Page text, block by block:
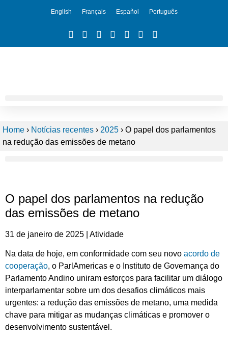
English Français Español Português
Home › Notícias recentes › 2025 › O papel dos parlamentos
na redução das emissões de metano
O papel dos parlamentos na redução
das emissões de metano
31 de janeiro de 2025 | Atividade
Na data de hoje, em conformidade com seu novo acordo de
cooperação, o ParlAmericas e o Instituto de Governança do
Parlamento Andino uniram esforços para facilitar um diálogo
interparlamentar sobre um dos desafios climáticos mais
urgentes: a redução das emissões de metano, uma medida
chave para mitigar as mudanças climáticas e promover o
desenvolvimento sustentável.